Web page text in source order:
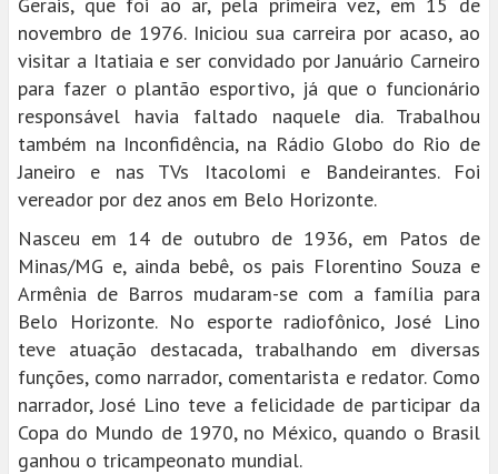
novembro de 1976. Iniciou sua carreira por acaso, ao
visitar a Itatiaia e ser convidado por Januário Carneiro
para fazer o plantão esportivo, já que o funcionário
responsável havia faltado naquele dia. Trabalhou
também na Inconfidência, na Rádio Globo do Rio de
Janeiro e nas TVs Itacolomi e Bandeirantes. Foi
vereador por dez anos em Belo Horizonte.
Nasceu em 14 de outubro de 1936, em Patos de
Minas/MG e, ainda bebê, os pais Florentino Souza e
Armênia de Barros mudaram-se com a família para
Belo Horizonte. No esporte radiofônico, José Lino
teve atuação destacada, trabalhando em diversas
funções, como narrador, comentarista e redator. Como
narrador, José Lino teve a felicidade de participar da
Copa do Mundo de 1970, no México, quando o Brasil
ganhou o tricampeonato mundial.